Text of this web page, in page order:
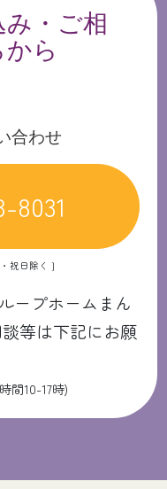
み・ご相
ら
合わせ
8031
・祝日除く ]
ープホームまん
等は下記にお願
間10-17時)